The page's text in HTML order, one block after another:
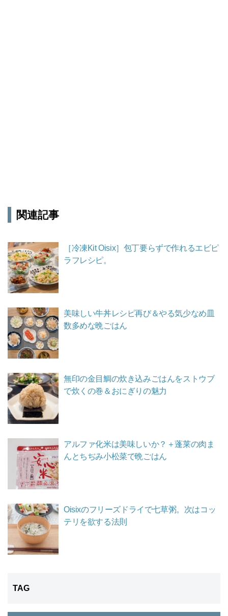
関連記事
［冷凍Kit Oisix］包丁要らずで作れるエビピ
ラフレシピ。
美味しい牛丼レシピ再び＆やる気少なめ皿
数多めな晩ごはん
無印の金目鯛の炊き込みごはんをストウブ
で炊くの巻＆おにぎりの魅力
アルファ化米は美味しいか？＋蓬莱の肉ま
んとちぢみ小松菜で晩ごはん
Oisixのフリーズドライで七草粥。次はコッ
テリを欲する法則
TAG